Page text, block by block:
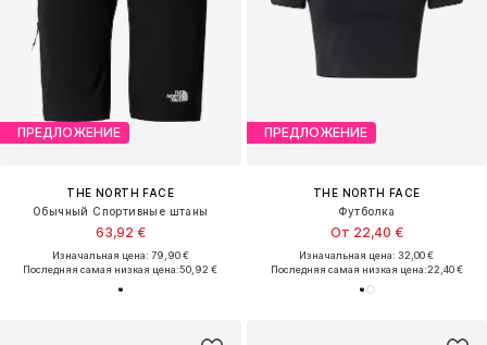
ПРЕДЛОЖЕНИЕ
THE NORTH FACE
Обычный Спортивные штаны
63,92 €
Изначальная цена: 79,90 €
Последняя самая низкая цена:50,92 €
ПРЕДЛОЖЕНИЕ
THE NORTH FACE
Футболка
От 22,40 €
Изначальная цена: 32,00 €
Последняя самая низкая цена:22,40 €